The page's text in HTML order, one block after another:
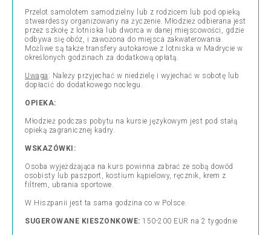
Przelot samolotem samodzielny lub z rodzicem lub pod opieką
stweardessy organizowany na życzenie. Młodzież odbierana jest
przez szkołę z lotniska lub dworca w danej miejscowości, gdzie
odbywa się obóz, i zawożona do miejsca zakwaterowania.
Możliwe są także transfery autokarowe z lotniska w Madrycie w
określonych godzinach za dodatkową opłatą.
Uwaga : Należy przyjechać w niedzielę i wyjechać w sobotę lub
dopłacić do dodatkowego noclegu.
OPIEKA:
Młodzież podczas pobytu na kursie językowym jest pod stałą
opieką zagranicznej kadry.
WSKAZÓWKI:
Osoba wyjeżdżająca na kurs powinna zabrać ze sobą dowód
osobisty lub paszport, kostium kąpielowy, ręcznik, krem z
filtrem, ubrania sportowe.
W Hiszpanii jest ta sama godzina co w Polsce.
SUGEROWANE KIESZONKOWE: 150-200 EUR na 2 tygodnie